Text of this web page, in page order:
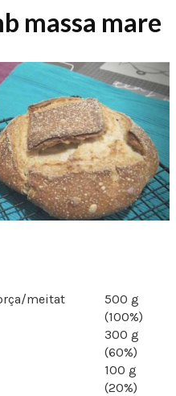
massa mare
meitat
500 g
(100%)
300 g
(60%)
100 g
(20%)